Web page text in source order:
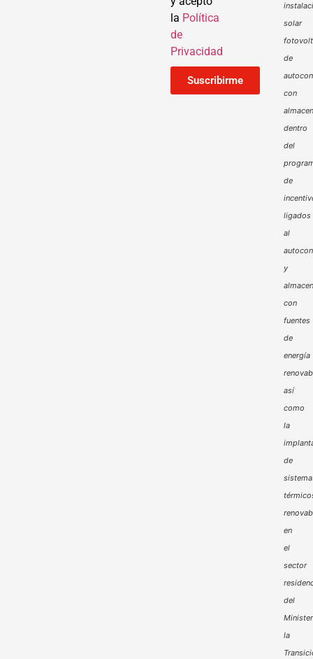
la Política
de
Privacidad
Suscribirme
solar
de
con
dentro
del
de
ligados
al
y
con
fuentes
de
energía
así
como
la
de
en
el
sector
del
la